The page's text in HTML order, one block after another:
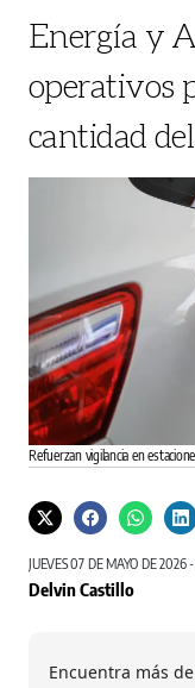
Energía y
operativos
cantidad
Refuerzan vigilancia en
JUEVES 07 DE MAYO DE 2026
Delvin Castillo
Encuentra más